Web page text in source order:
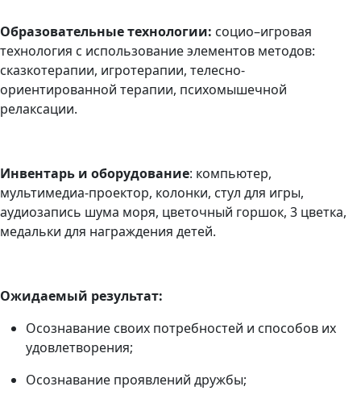
Образовательные технологии: социо–игровая
технология с использование элементов методов:
сказкотерапии, игротерапии, телесно-
ориентированной терапии, психомышечной
релаксации.
Инвентарь и оборудование: компьютер,
мультимедиа-проектор, колонки, стул для игры,
аудиозапись шума моря, цветочный горшок, 3 цветка,
медальки для награждения детей.
Ожидаемый результат:
Осознавание своих потребностей и способов их
удовлетворения;
Осознавание проявлений дружбы;